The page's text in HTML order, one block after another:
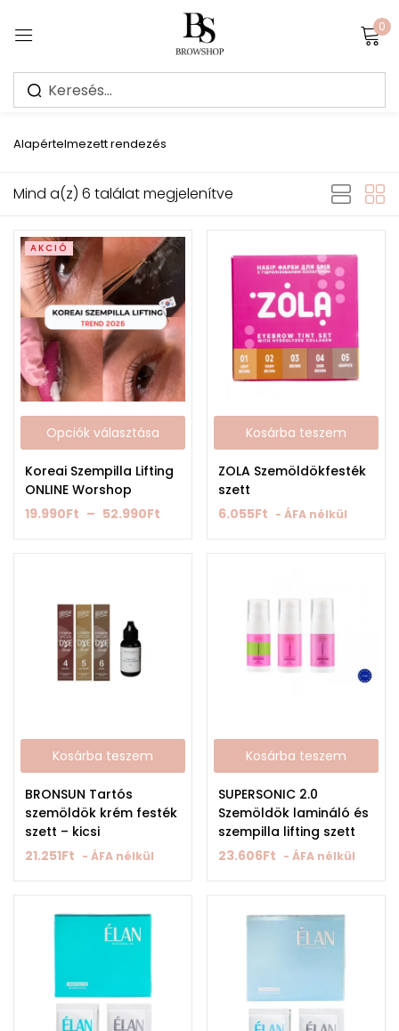
0
Mind a(z) 6 találat megjelenítve
Alapértelmezett rendezés
Opciók választása
AKCIÓ
Koreai Szempilla Lifting
ONLINE Worshop
19.990Ft – 52.990Ft
Kosárba teszem
ZOLA Szemöldökfesték
szett
6.055Ft - ÁFA nélkül
Kosárba teszem
BRONSUN Tartós
szemöldök krém festék
szett – kicsi
21.251Ft - ÁFA nélkül
Kosárba teszem
SUPERSONIC 2.0
Szemöldök lamináló és
szempilla lifting szett
23.606Ft - ÁFA nélkül
Sign in
Jegyezz meg Elfelejtett jelszó?
Bejelentkezés
Create an account